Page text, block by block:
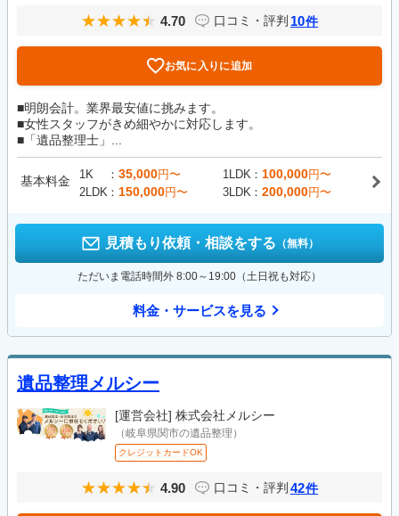
4.70 口コミ・評判 10件
お気に入りに追加
■明朗会計。業界最安値に挑みます。
■女性スタッフがきめ細やかに対応します。
■「遺品整理士」...
基本料金 1K 35,000円〜 1LDK 100,000円〜
2LDK
150,000円〜 3LDK 200,000円〜
見積もり依頼・相談をする （無料）
ただいま電話時間外 8:00～19:00（土日祝も対応）
料金・サービスを見る
遺品整理メルシー
[運営会社] 株式会社メルシー
（岐阜県関市の遺品整理）
クレジットカードOK
4.90 口コミ・評判 42件